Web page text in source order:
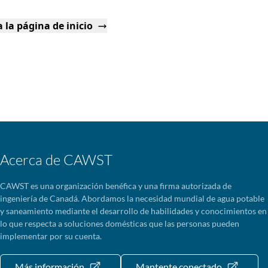
la página de inicio
Acerca de CAWST
CAWST es una organización benéfica y una firma autorizada de
ingeniería de Canadá. Abordamos la necesidad mundial de agua potable
y saneamiento mediante el desarrollo de habilidades y conocimientos en
lo que respecta a soluciones domésticas que las personas pueden
implementar por su cuenta.